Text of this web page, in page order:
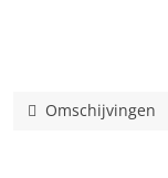
Omschijvingen